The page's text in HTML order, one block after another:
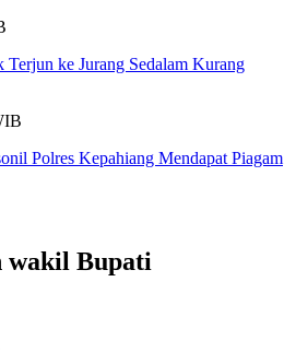
ke Jurang Sedalam Kurang
Polres Kepahiang Mendapat Piagam
wakil Bupati